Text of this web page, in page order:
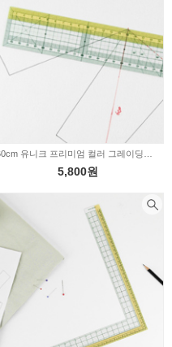
60cm 유니크 프리미엄 컬러 그레이딩자 CG-005 17-119
5,800원